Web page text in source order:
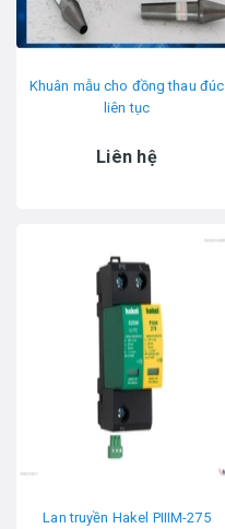
Khuân mẫu cho đồng thau đúc
liên tục
Liên hệ
Lan truyền Hakel PIIIM-275